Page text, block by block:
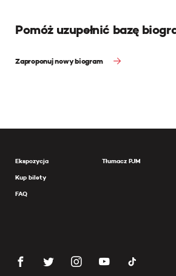
Pomóż uzupełnić bazę
Zaproponuj nowy biogram
Ekspozycja
Kup bilety
FAQ
Tłumacz PJM